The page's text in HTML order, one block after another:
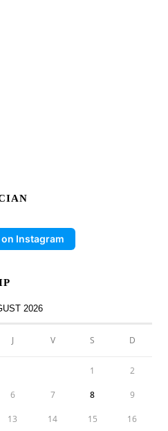
Instagram
2026
J V S D
1 2
6 7 8 9
13 14 15 16